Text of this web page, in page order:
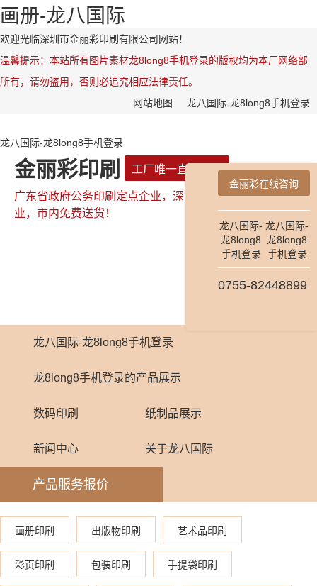
画册-龙八国际
欢迎光临深圳市金丽彩印刷有限公司网站！
温馨提示：本站所有图片素材龙8long8手机登录的版权均为本厂网络部
所有，请勿盗用，否则必追究相应法律责任。
网站地图
龙八国际-龙8long8手机登录
龙八国际-龙8long8手机登录
金丽彩印刷 工厂唯一直属网站
广东省政府公务印刷定点企业，深圳市政府公务印刷定点企
业，市内免费送货！
0755-82448899
龙八国际-龙8long8手机登录
龙8long8手机登录的产品展示
数码印刷 纸制品展示
新闻中心 关于龙八国际
产品服务报价
画册印刷 出版物印刷 艺术品印刷
彩页印刷 包装印刷 手提袋印刷
金丽彩在线咨询
龙八国际-
龙8long8
手机登录
龙八国际-
龙8long8
手机登录
0755-82448899